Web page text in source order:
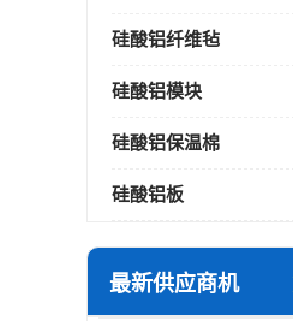
硅酸铝纤维毡
硅酸铝模块
硅酸铝保温棉
硅酸铝板
最新供应商机